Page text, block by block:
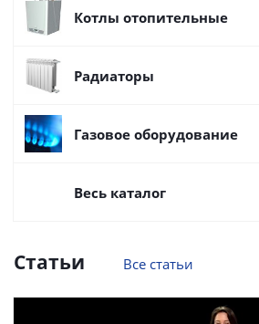
Котлы отопительные
Радиаторы
Газовое оборудование
Весь каталог
Статьи Все статьи